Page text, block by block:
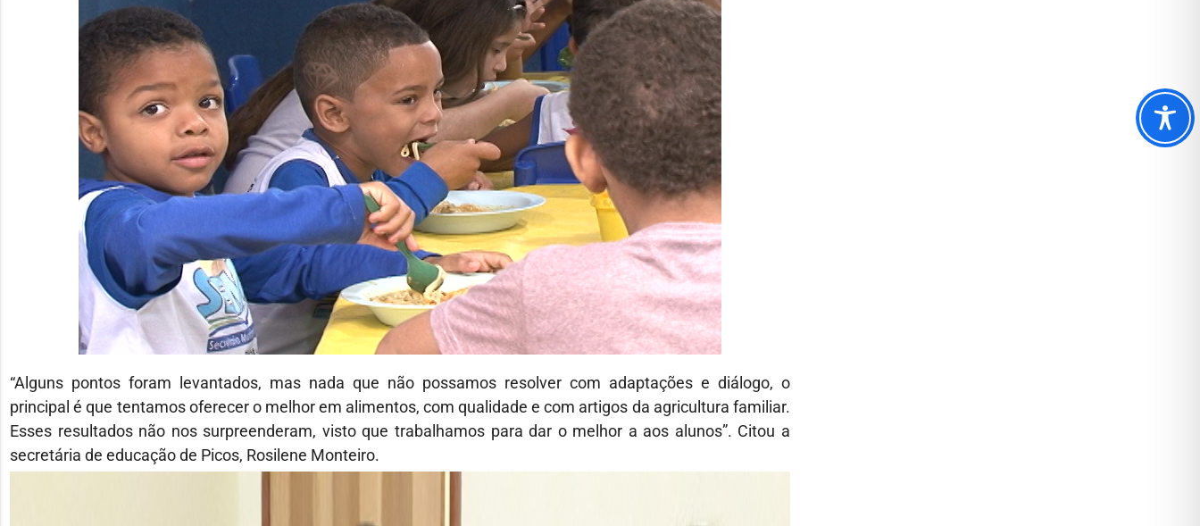
“Alguns pontos foram levantados, mas nada que não possamos resolver com adaptações e diálogo, o
principal é que tentamos oferecer o melhor em alimentos, com qualidade e com artigos da agricultura familiar.
Esses resultados não nos surpreenderam, visto que trabalhamos para dar o melhor a aos alunos”. Citou a
secretária de educação de Picos, Rosilene Monteiro.